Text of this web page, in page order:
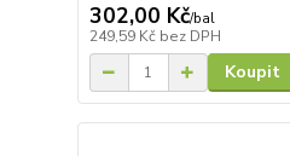
302,00 Kč/bal
249,59 Kč bez DPH
Koupit